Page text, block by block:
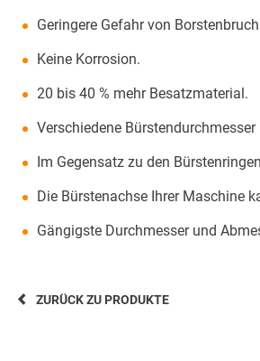
Geringere Gefahr von
Keine Korrosion.
20 bis 40 % mehr Besatzmaterial.
Verschiedene
Im Gegensatz zu den
Die Bürstenachse Ihrer Maschine
Gängigste Durchmesser und
ZURÜCK ZU PRODUKTE